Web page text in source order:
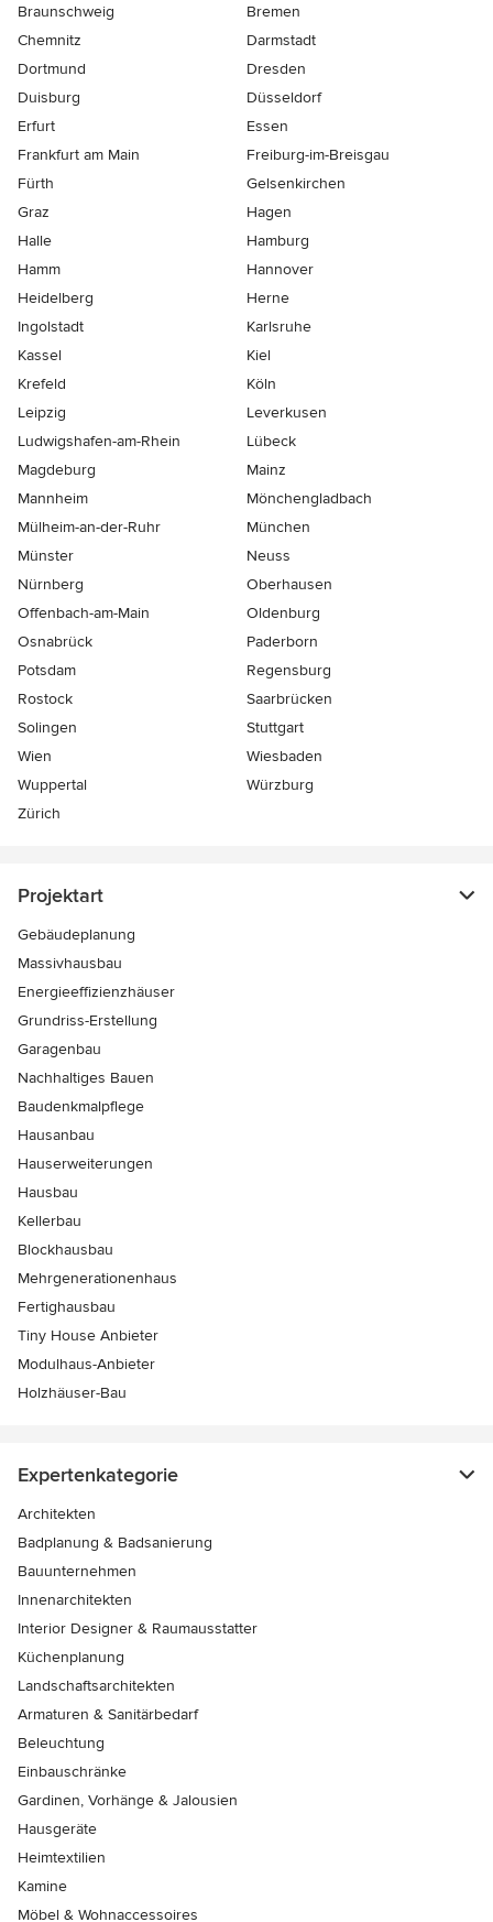
Braunschweig
Bremen
Chemnitz
Darmstadt
Dortmund
Dresden
Duisburg
Düsseldorf
Erfurt
Essen
Frankfurt am Main
Freiburg-im-Breisgau
Fürth
Gelsenkirchen
Graz
Hagen
Halle
Hamburg
Hamm
Hannover
Heidelberg
Herne
Ingolstadt
Karlsruhe
Kassel
Kiel
Krefeld
Köln
Leipzig
Leverkusen
Ludwigshafen-am-Rhein
Lübeck
Magdeburg
Mainz
Mannheim
Mönchen­gladbach
Mülheim-an-der-Ruhr
München
Münster
Neuss
Nürnberg
Oberhausen
Offenbach-am-Main
Oldenburg
Osnabrück
Paderborn
Potsdam
Regensburg
Rostock
Saarbrücken
Solingen
Stuttgart
Wien
Wiesbaden
Wuppertal
Würzburg
Zürich
Projektart
Gebäudeplanung
Massivhausbau
Energieeffizienzhäuser
Grundriss-Erstellung
Garagenbau
Nachhaltiges Bauen
Baudenkmalpflege
Hausanbau
Hauserweiterungen
Hausbau
Kellerbau
Blockhausbau
Mehrgenerationenhaus
Fertighausbau
Tiny House Anbieter
Modulhaus-Anbieter
Holzhäuser-Bau
Expertenkategorie
Architekten
Badplanung & Badsanierung
Bauunternehmen
Innenarchitekten
Interior Designer & Raumausstatter
Küchenplanung
Landschaftsarchitekten
Armaturen & Sanitärbedarf
Beleuchtung
Einbauschränke
Gardinen, Vorhänge & Jalousien
Hausgeräte
Heimtextilien
Kamine
Möbel & Wohnaccessoires